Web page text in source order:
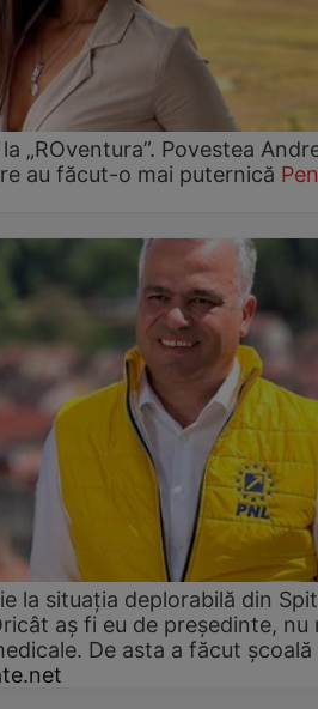
„ROventura”. Povestea
au făcut-o mai puternică
la situația deplorabilă din
aș fi eu de președinte, nu
De asta a făcut școală